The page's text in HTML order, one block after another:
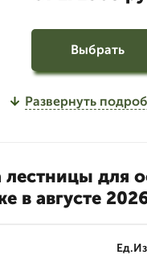
Выбрать
Развернуть
для
в августе